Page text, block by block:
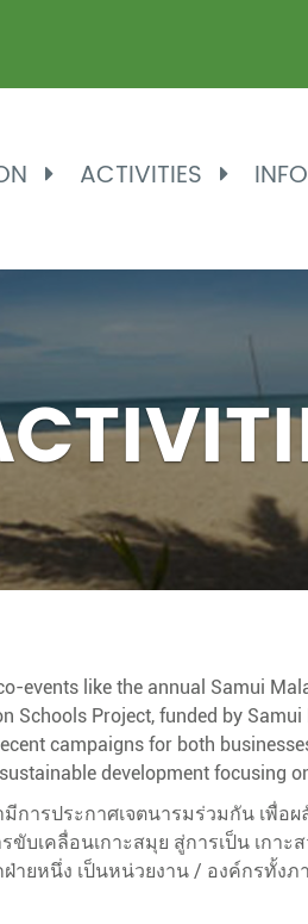
ACTIVITIES
events like the annual Samui
Schools Project, funded by
campaigns for both
development focusing
รประกาศเจตนารมร่วมกัน เพื่อผ
เคลื่อนเกาะสมุย สู่การเป็น เกา
ายหนึ่ง เป็นหน่วยงาน / องค์กรทั้